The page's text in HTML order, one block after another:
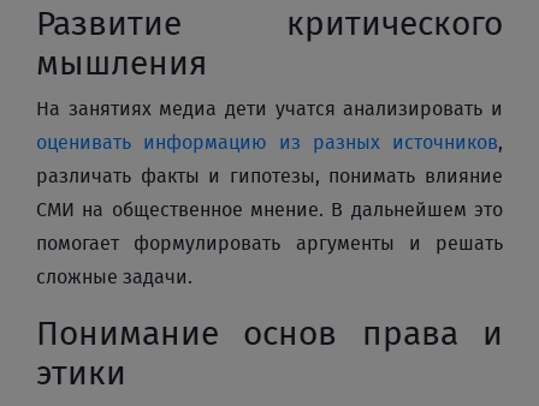
Развитие критического
мышления
На занятиях медиа дети учатся анализировать и
оценивать информацию из разных источников,
различать факты и гипотезы, понимать влияние
СМИ на общественное мнение. В дальнейшем это
помогает формулировать аргументы и решать
сложные задачи.
Понимание основ права и
этики